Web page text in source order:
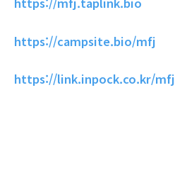
https://campsite.bio/mfj
https://link.inpock.co.kr/mfj